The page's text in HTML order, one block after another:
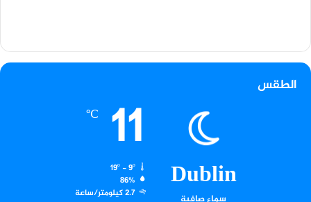
الطقس
Dublin
11
℃
19º - 9º
86%
2.7 كيلومتر/ساعة